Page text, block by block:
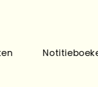
Notitieboeken